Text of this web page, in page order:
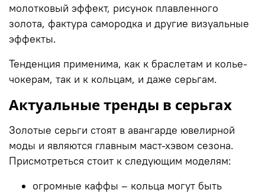
молотковый эффект, рисунок плавленного
золота, фактура самородка и другие визуальные
эффекты.
Тенденция применима, как к браслетам и колье-
чокерам, так и к кольцам, и даже серьгам.
Актуальные тренды в серьгах
Золотые серьги стоят в авангарде ювелирной
моды и являются главным маст-хэвом сезона.
Присмотреться стоит к следующим моделям:
огромные каффы – кольца могут быть